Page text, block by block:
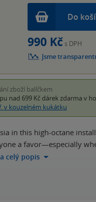
Do
990 Kč s DPH
Jsme
zboží balíčkem
nad 699 Kč dárek zdarma v
v kouzelném kukátku
in this high-octane
a favor—especially
celý popis